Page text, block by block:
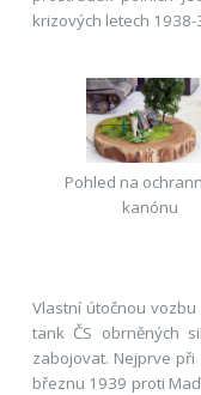
krizových letech 1938-
Pohled na
kanónu
Vlastní útočnou
tank ČS obrněných
zabojovat. Nejprve
březnu 1939 proti